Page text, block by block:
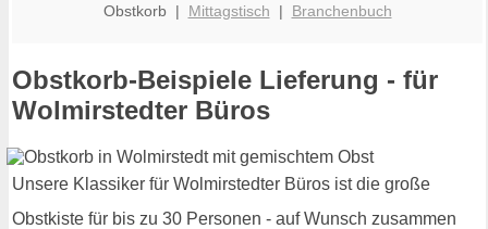
Obstkorb | Mittagstisch | Branchenbuch
Obstkorb-Beispiele Lieferung - für
Wolmirstedter Büros
Unsere Klassiker für Wolmirstedter Büros ist die große
Obstkiste für bis zu 30 Personen - auf Wunsch zusammen